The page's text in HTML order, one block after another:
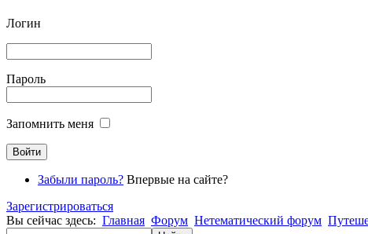
Логин
Пароль
Запомнить меня
Забыли пароль? Впервые на сайте?
Зарегистрироваться
Вы сейчас здесь: Главная Форум Нетематический форум